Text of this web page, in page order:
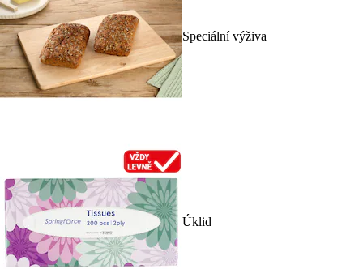
Speciální výživa
Úklid